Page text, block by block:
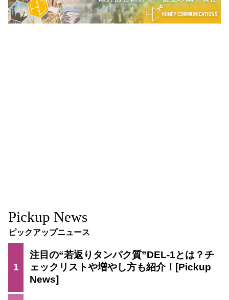
Pickup News
ピックアップニュース
1
注目の“若返りタンパク質”DEL-1とは？チ
ェックリストや増やし方も紹介！